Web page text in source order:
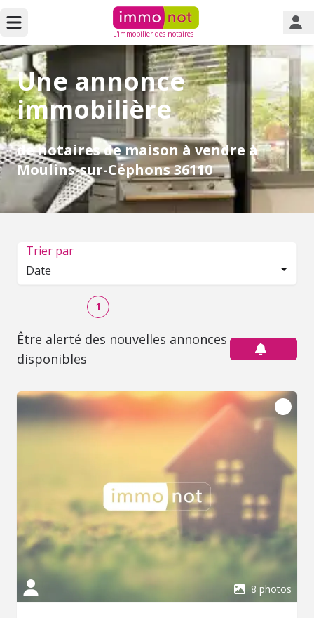
L'immobilier des notaires
Une annonce
immobilière
de notaires de maison à vendre à
Moulins-sur-Céphons 36110
Trier par
Date
1
Être alerté des nouvelles annonces
disponibles
8 photos